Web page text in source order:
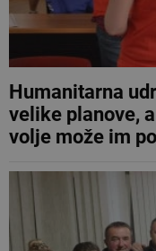
Humanitarna
velike planove,
volje može im